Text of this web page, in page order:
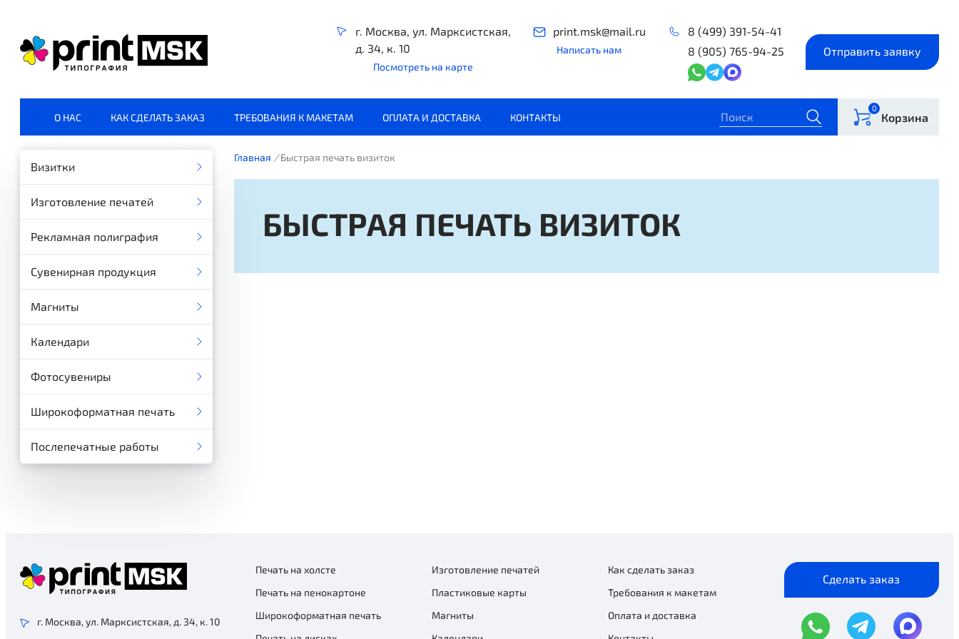
г. Москва, ул. Марксистская,
д. 34, к. 10
Посмотреть на карте
print.msk@mail.ru
Написать нам
8 (499) 391-54-41
8 (905) 765-94-25
Отправить заявку
О НАС КАК СДЕЛАТЬ ЗАКАЗ ТРЕБОВАНИЯ К МАКЕТАМ ОПЛАТА И ДОСТАВКА КОНТАКТЫ
0
Корзина
Визитки
Изготовление печатей
Рекламная полиграфия
Сувенирная продукция
Магниты
Календари
Фотосувениры
Широкоформатная печать
Послепечатные работы
Главная / Быстрая печать визиток
БЫСТРАЯ ПЕЧАТЬ ВИЗИТОК
г. Москва, ул. Марксистская, д. 34, к. 10
Печать на холсте
Печать на пенокартоне
Широкоформатная печать
Изготовление печатей
Пластиковые карты
Магниты
Как сделать заказ
Требования к макетам
Оплата и доставка
Сделать заказ